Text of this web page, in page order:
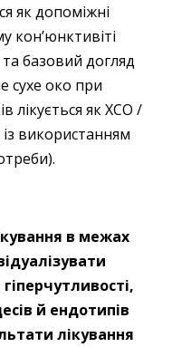
як допоміжні
кон’юнктивіті
базовий догляд
сухе око при
лікується як ХСО /
використанням
в межах
й ендотипів
лікування